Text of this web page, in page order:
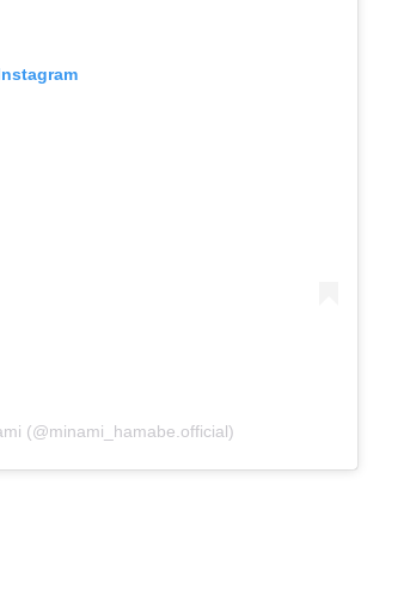
(@minami_hamabe.official)